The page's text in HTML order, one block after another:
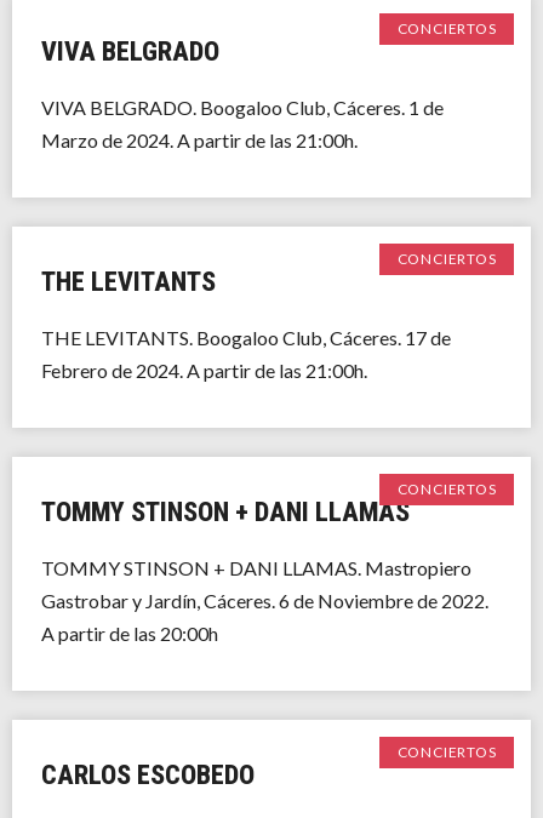
CONCIERTOS
VIVA BELGRADO
VIVA BELGRADO. Boogaloo Club, Cáceres. 1 de
Marzo de 2024. A partir de las 21:00h.
CONCIERTOS
THE LEVITANTS
THE LEVITANTS. Boogaloo Club, Cáceres. 17 de
Febrero de 2024. A partir de las 21:00h.
CONCIERTOS
TOMMY STINSON + DANI LLAMAS
TOMMY STINSON + DANI LLAMAS. Mastropiero
Gastrobar y Jardín, Cáceres. 6 de Noviembre de 2022.
A partir de las 20:00h
CONCIERTOS
CARLOS ESCOBEDO